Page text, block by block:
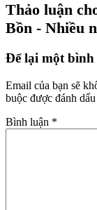
Thảo luận
Bồn - Nhiều
Để lại một bình
Email của bạn sẽ
buộc được đánh dấu
Bình luận *